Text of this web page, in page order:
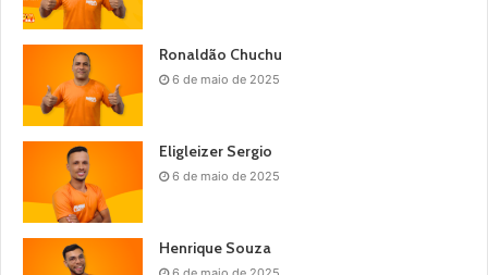
Ronaldão Chuchu
6 de maio de 2025
Eligleizer Sergio
6 de maio de 2025
Henrique Souza